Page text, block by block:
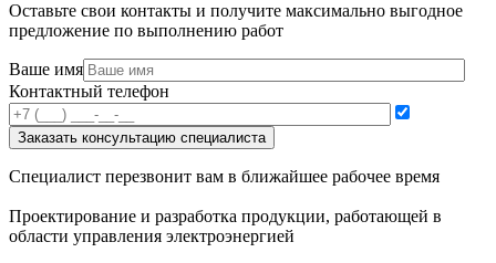
Оставьте свои контакты и получите максимально выгодное
предложение по выполнению работ
Ваше имя
Контактный телефон
Специалист перезвонит вам в ближайшее рабочее время
Проектирование и разработка продукции, работающей в
области управления электроэнергией